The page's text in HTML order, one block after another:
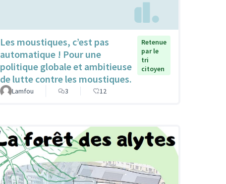
Les moustiques, c’est pas
automatique ! Pour une
politique globale et ambitieuse
de lutte contre les moustiques.
Retenue
par le
tri
citoyen
Lamfou 3 12